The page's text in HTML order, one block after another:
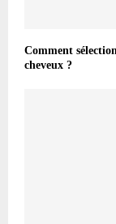
Comment
cheveux ?